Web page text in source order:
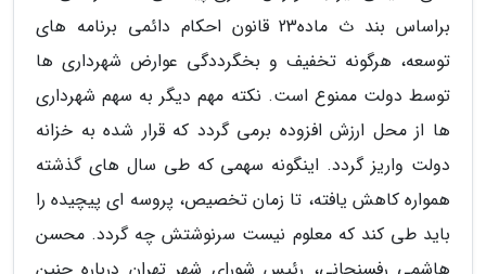
براساس بند ث ماده23 قانون احکام دائمی برنامه های
توسعه، هرگونه تخفیف و بخگرددگی عوارض شهرداری ها
توسط دولت ممنوع است. نکته مهم دیگر به سهم شهرداری
ها از محل ارزش افزوده برمی گردد که قرار شده به خزانه
دولت واریز گردد. اینگونه سهمی که طی سال های گذشته
همواره کاهش یافته، تا زمان تخصیص، پروسه ای پیچیده را
باید طی کند که معلوم نیست سرنوشتش چه گردد. محسن